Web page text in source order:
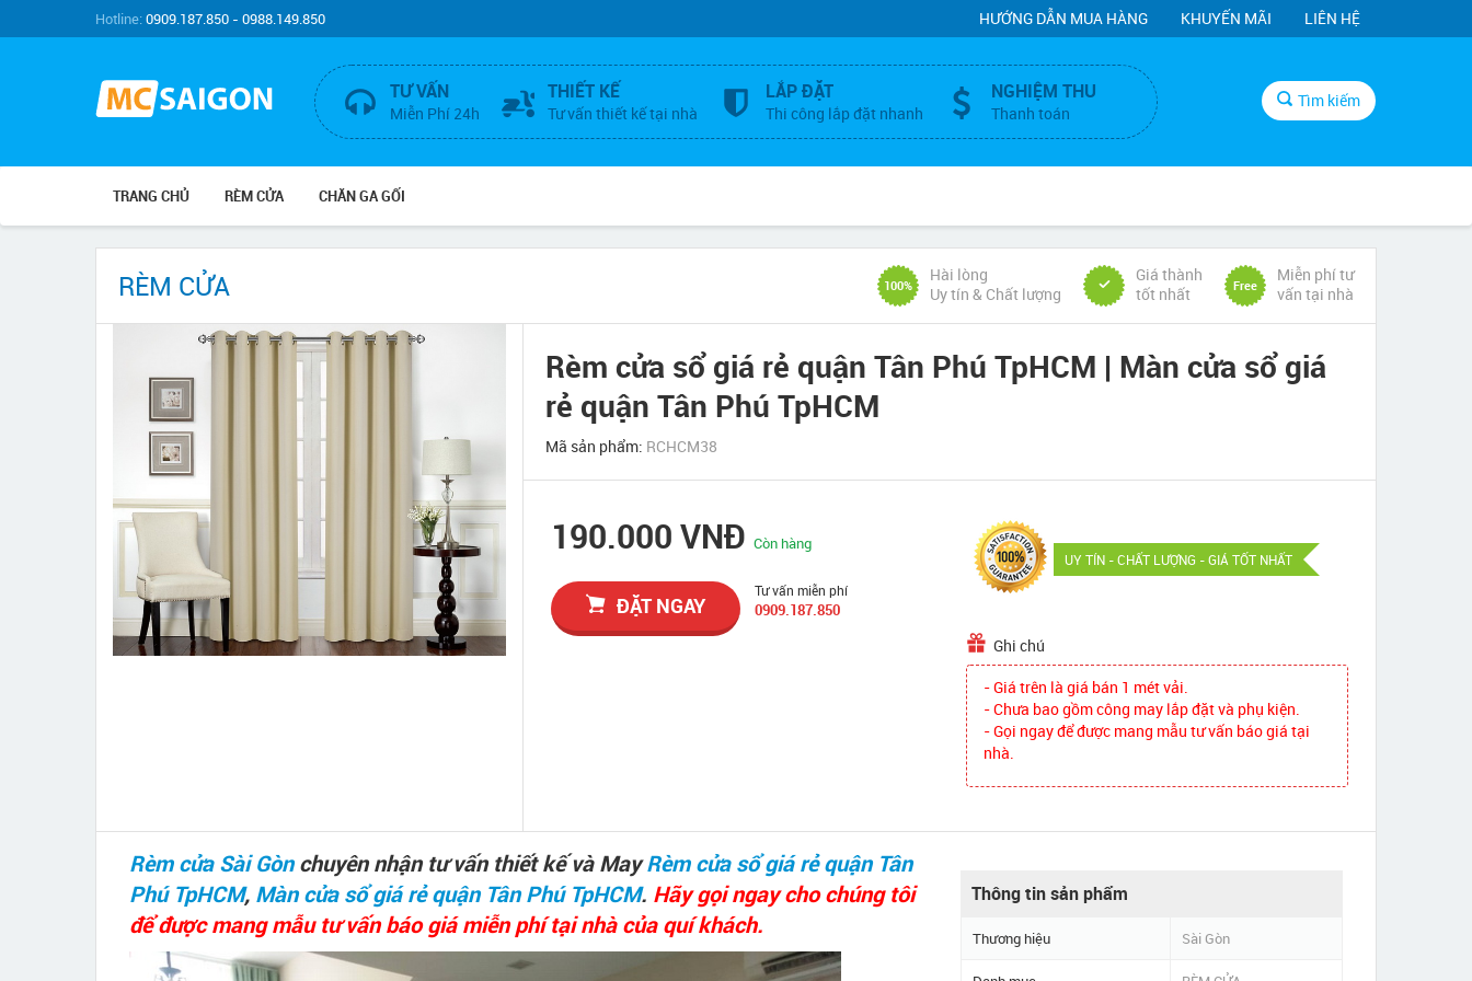
Hotline:0909.187.850 - 0988.149.850 HƯỚNG DẪN MUA HÀNG KHUYẾN MÃI LIÊN HỆ
TƯ VẤN
Miễn Phí 24h
THIẾT KẾ
Tư vấn thiết kế tại nhà
LẮP ĐẶT
Thi công lắp đặt nhanh
NGHIỆM THU
Thanh toán
Tìm kiếm
TRANG CHỦ RÈM CỬA CHĂN GA GỐI
RÈM CỬA 100%
Hài lòng
Uy tín & Chất lượng
Giá thành
tốt nhất
Free
Miễn phí tư
vấn tại nhà
Rèm cửa sổ giá rẻ quận Tân Phú TpHCM | Màn cửa sổ giá
rẻ quận Tân Phú TpHCM
Mã sản phẩm: RCHCM38
190.000 VNĐCòn hàng
ĐẶT NGAY
Tư vấn miễn phí
0909.187.850
UY TÍN - CHẤT LƯỢNG - GIÁ TỐT NHẤT
Ghi chú
- Giá trên là giá bán 1 mét vải.
- Chưa bao gồm công may lắp đặt và phụ kiện.
- Gọi ngay để được mang mẫu tư vấn báo giá tại
nhà.
Rèm cửa Sài Gònchuyên nhận tư vấn thiết kế và MayRèm cửa sổ giá rẻ quận Tân
Phú TpHCM, Màn cửa sổ giá rẻ quận Tân Phú TpHCM. Hãy gọi ngay cho chúng tôi
để được mang mẫu tư vấn báo giá miễn phí tại nhà của quí khách.
Thông tin sản phẩm
Thương hiệu Sài Gòn